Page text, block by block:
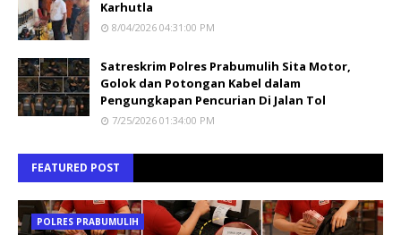
Karhutla
8/04/2026 04:31:00 PM
Satreskrim Polres Prabumulih Sita Motor,
Golok dan Potongan Kabel dalam
Pengungkapan Pencurian Di Jalan Tol
7/25/2026 01:34:00 PM
FEATURED POST
POLRES PRABUMULIH